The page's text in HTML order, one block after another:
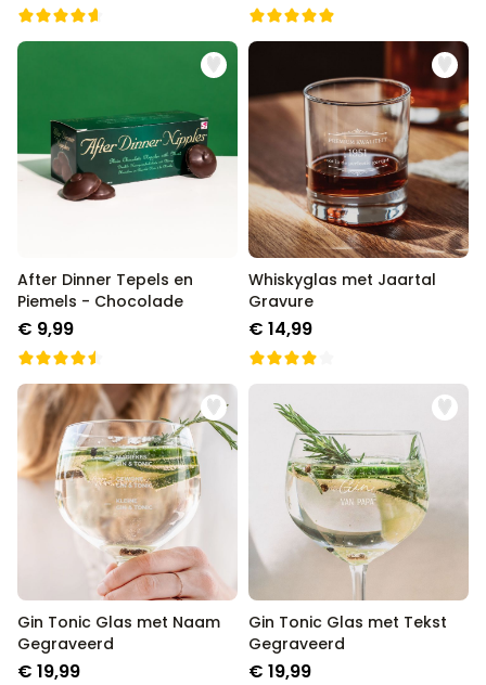
After Dinner Tepels en
Piemels - Chocolade
€ 9,99
Whiskyglas met Jaartal
Gravure
€ 14,99
Gin Tonic Glas met Naam
Gegraveerd
€ 19,99
Gin Tonic Glas met Tekst
Gegraveerd
€ 19,99